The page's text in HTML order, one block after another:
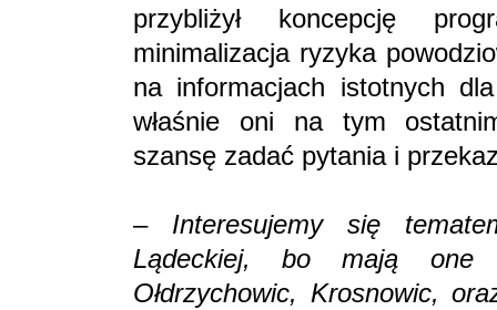
przybliżył koncepcję
minimalizacja ryzyka
na informacjach istotnych
właśnie oni na tym
szansę zadać pytania i
– Interesujemy się
Lądeckiej, bo mają one
Ołdrzychowic, Krosnowic,